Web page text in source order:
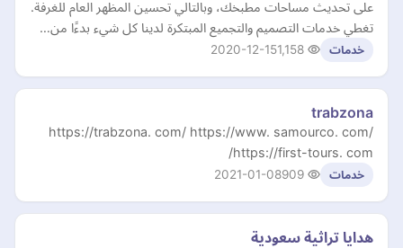
على تحديث مساحات مطبخك، وبالتالي تحسين المظهر العام للغرفة.
تغطي خدمات التصميم والتجميع المبتكرة لدينا كل شيء بدءًا من…
خدمات 2020-12-15
trabzona
https://trabzona. com/ https://www. samourco. com/
https://first-tours. com/
خدمات 2021-01-08
هدايا تراثية سعودية